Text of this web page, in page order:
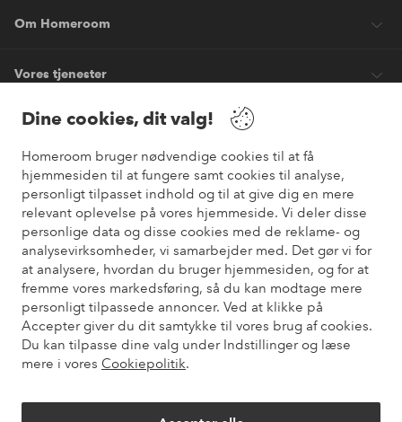
Dine cookies, dit valg!
Homeroom bruger nødvendige cookies til at få
hjemmesiden til at fungere samt cookies til analyse,
personligt tilpasset indhold og til at give dig en mere
relevant oplevelse på vores hjemmeside. Vi deler disse
personlige data og disse cookies med de reklame- og
analysevirksomheder, vi samarbejder med. Det gør vi for
at analysere, hvordan du bruger hjemmesiden, og for at
fremme vores markedsføring, så du kan modtage mere
personligt tilpassede annoncer. Ved at klikke på
Accepter giver du dit samtykke til vores brug af cookies.
Du kan tilpasse dine valg under Indstillinger og læse
mere i vores Cookiepolitik.
Om Homeroom
Vores tjenester
Vilkår
Venner
Sikre betalinger
Vil du vide mere om vores betalingsmuligheder ?
elpy